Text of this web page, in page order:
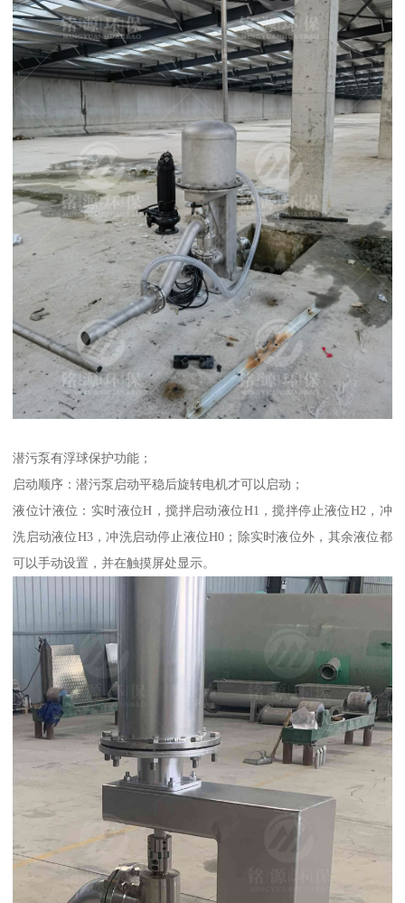
潜污泵有浮球保护功能；
启动顺序：潜污泵启动平稳后旋转电机才可以启动；
液位计液位：实时液位H，搅拌启动液位H1，搅拌停止液位H2，冲
洗启动液位H3，冲洗启动停止液位H0；除实时液位外，其余液位都
可以手动设置，并在触摸屏处显示。